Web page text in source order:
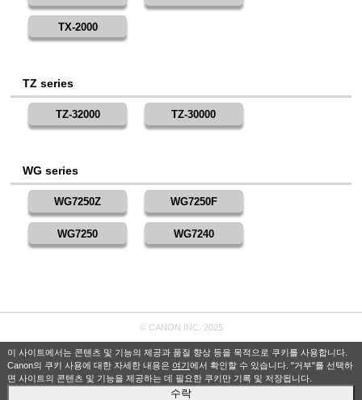
이 사이트에서는 콘텐츠 및 기능의 제공과 품질 향상 등을 목적으로 쿠키를 사용합니다.
Canon의 쿠키 사용에 대한 자세한 내용은 여기에서 확인할 수 있습니다. "거부"를 선택하
면 사이트의 콘텐츠 및 기능을 제공하는 데 필요한 쿠키만 기록 및 저장됩니다.
수락
TX-2000
TZ series
TZ-32000 TZ-30000
WG series
WG7250Z WG7250F
WG7250 WG7240
© CANON INC. 2025